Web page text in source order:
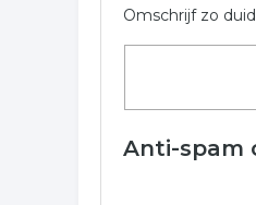
Omschrijf zo
Anti-spam